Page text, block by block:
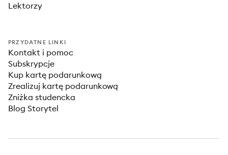
Lektorzy
PRZYDATNE LINKI
Kontakt i pomoc
Subskrypcje
Kup kartę podarunkową
Zrealizuj kartę podarunkową
Zniżka studencka
Blog Storytel